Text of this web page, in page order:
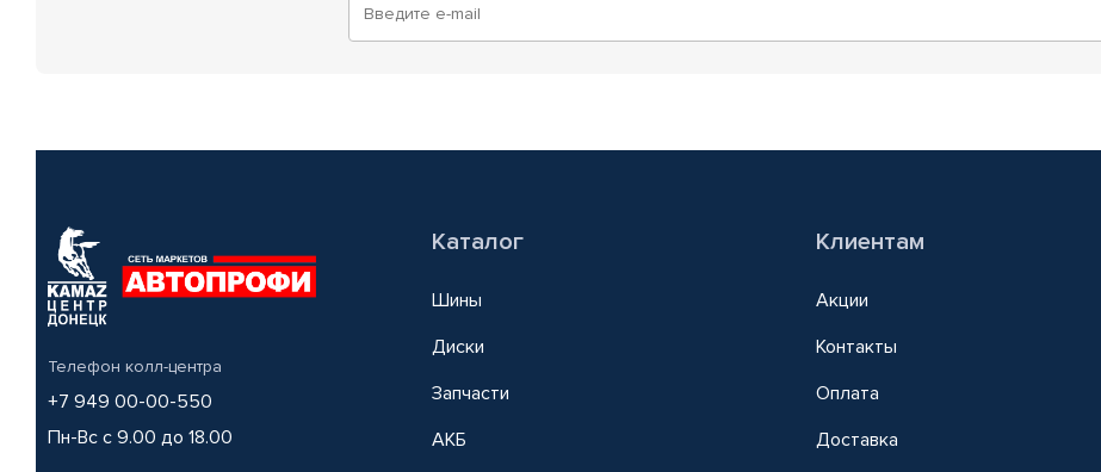
Телефон колл-центра
+7 949 00-00-550
Пн-Вс с 9.00 до 18.00
Каталог
Шины
Диски
Запчасти
АКБ
Клиентам
Акции
Контакты
Оплата
Доставка